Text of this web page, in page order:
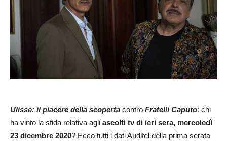
Ulisse: il piacere della scoperta contro Fratelli Caputo: chi
ha vinto la sfida relativa agli ascolti tv di ieri sera, mercoledì
23 dicembre 2020? Ecco tutti i dati Auditel della prima serata